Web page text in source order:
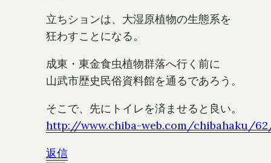
立ちションは、大湿原植物の生態系を
狂わすことになる。
成東・東金食虫植物群落へ行く前に
山武市歴史民俗資料館を通るであろう。
そこで、先にトイレを済ませると良い。
http://www.chiba-web.com/chibahaku/
返信